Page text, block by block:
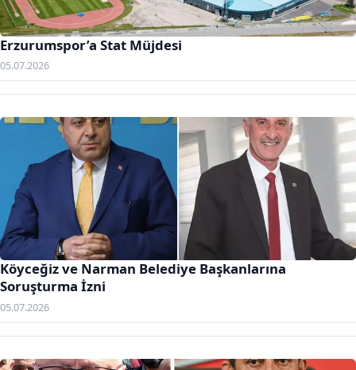
Erzurumspor’a Stat Müjdesi
05.07.2026
Köyceğiz ve Narman Belediye Başkanlarına
Soruşturma İzni
05.07.2026